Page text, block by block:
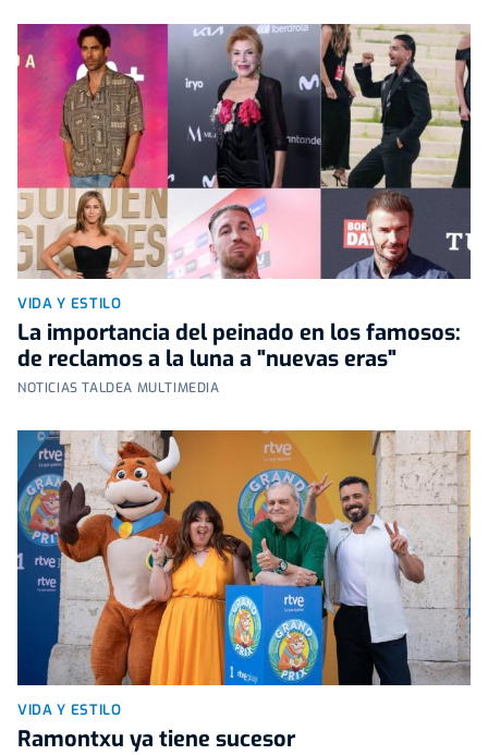
VIDA Y ESTILO
La importancia del peinado en los famosos:
de reclamos a la luna a "nuevas eras"
NOTICIAS TALDEA MULTIMEDIA
VIDA Y ESTILO
Ramontxu ya tiene sucesor